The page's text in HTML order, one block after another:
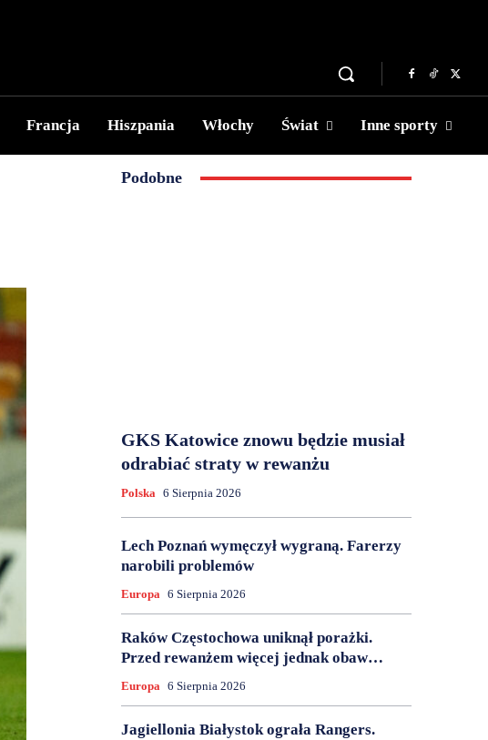
Francja Hiszpania Włochy Świat Inne sporty
Podobne
GKS Katowice znowu będzie musiał
odrabiać straty w rewanżu
Polska 6 Sierpnia 2026
Lech Poznań wymęczył wygraną. Farerzy
narobili problemów
Europa 6 Sierpnia 2026
Raków Częstochowa uniknął porażki.
Przed rewanżem więcej jednak obaw…
Europa 6 Sierpnia 2026
Jagiellonia Białystok ograła Rangers.